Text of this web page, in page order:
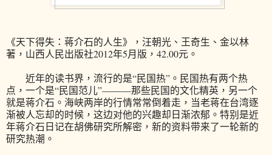
《天下得失：蒋介石的人生》，汪朝光、王奇生、金以林
著，山西人民出版社2012年5月版，42.00元。
近年的读书界，流行的是“民国热”。民国热有两个热
点，一个是“民国范儿”———那些民国的文化精英，另一个
就是蒋介石。海峡两岸的行情常常倒着走，当老蒋在台湾逐
渐被人忘却的时候，这边对他的兴趣却日渐浓郁。特别是近
年蒋介石日记在胡佛研究所解密，新的资料带来了一轮新的
研究热潮。